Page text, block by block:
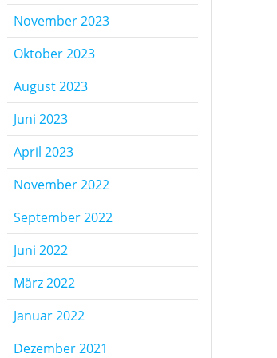
November 2023
Oktober 2023
August 2023
Juni 2023
April 2023
November 2022
September 2022
Juni 2022
März 2022
Januar 2022
Dezember 2021